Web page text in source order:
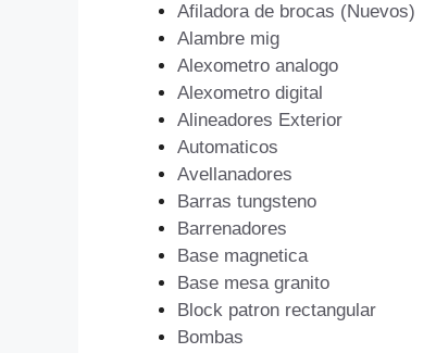
Afiladora de brocas (Nuevos)
Alambre mig
Alexometro analogo
Alexometro digital
Alineadores Exterior
Automaticos
Avellanadores
Barras tungsteno
Barrenadores
Base magnetica
Base mesa granito
Block patron rectangular
Bombas